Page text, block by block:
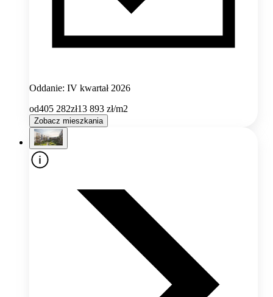
Oddanie: IV kwartał 2026
od405 282zł13 893 zł/m2
Zobacz mieszkania